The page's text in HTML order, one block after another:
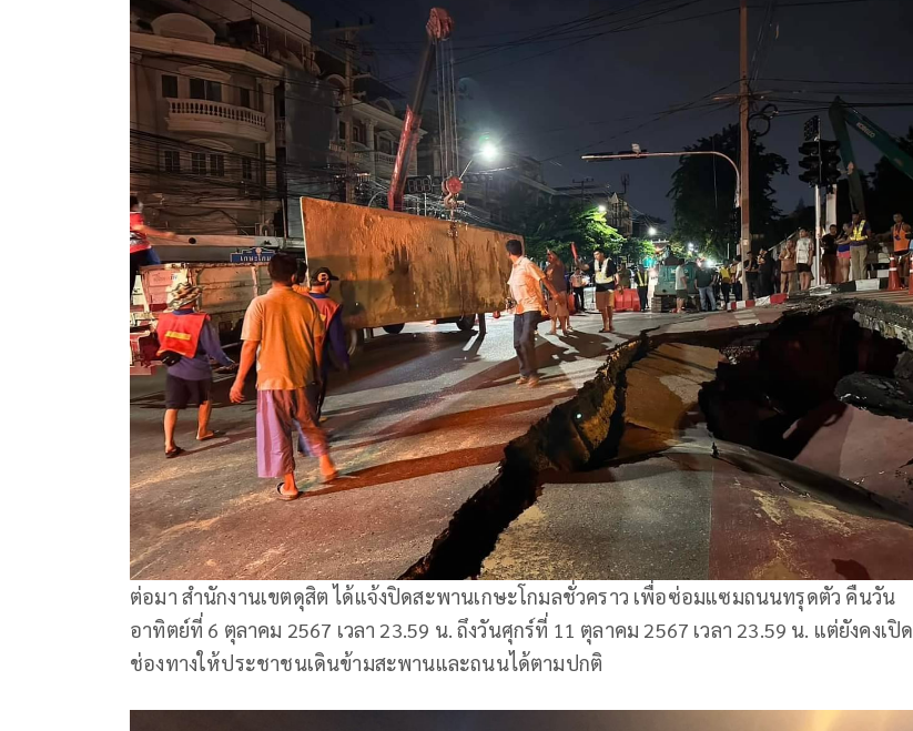
ต่อมา สำนักงานเขตดุสิต ได้แจ้งปิดสะพานเกษะโกมลชั่วคราว เพื่อซ่อมแซมถนนทรุดตัว คืนวัน
อาทิตย์ที่ 6 ตุลาคม 2567 เวลา 23.59 น. ถึงวันศุกร์ที่ 11 ตุลาคม 2567 เวลา 23.59 น. แต่ยังคงเปิด
ช่องทางให้ประชาชนเดินข้ามสะพานและถนนได้ตามปกติ